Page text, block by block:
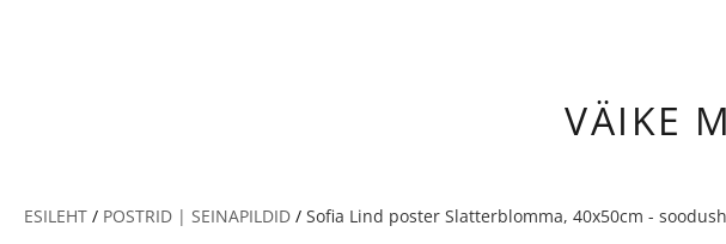
VÄIKE
ESILEHT / POSTRID | SEINAPILDID / Sofia Lind poster Slatterblomma, 40x50cm -